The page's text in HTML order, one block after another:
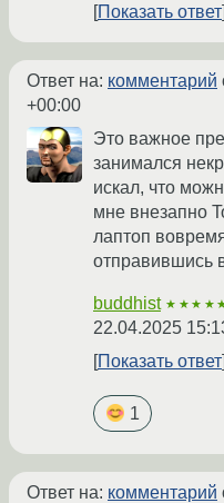
Показать ответ
Ответ на: комментарий
+00:00
Это важное
занимался
искал, что
мне внезапно
лаптоп
отправившись
buddhist
22.04.2025
Показать ответ
1
Ответ на: комментарий